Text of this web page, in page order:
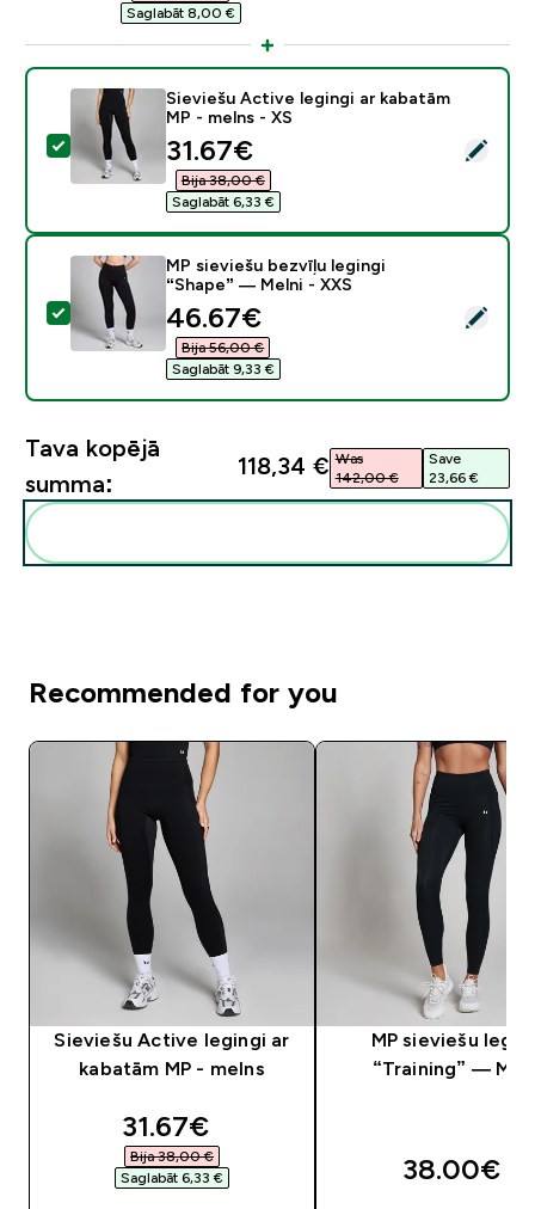
Saglabāt 8,00 €‎
Atlasīt šo produktu - Sieviešu Active legingi ar
Sieviešu Active legingi ar kabatām
MP - melns - XS
discounted price
31.67€‎
Bija 38,00 €‎
Saglabāt 6,33 €‎
Atlasīt šo produktu - MP sieviešu bezvīļu legingi
MP sieviešu bezvīļu legingi
“Shape” — Melni - XXS
discounted price
46.67€‎
Bija 56,00 €‎
Saglabāt 9,33 €‎
Tava kopējā
summa:
118,34 €‎ Was
142,00 €‎
Save
23,66 €‎
Recommended for you
Sieviešu Active legingi ar
kabatām MP - melns
discounted price
31.67€‎
Bija 38,00 €‎
Saglabāt 6,33 €‎
MP sieviešu
“Training” —
38.00€‎